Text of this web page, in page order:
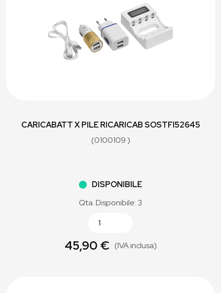
CARICABATT X PILE RICARICAB SOSTFI52645
(0100109 )
DISPONIBILE
Qta. Disponibile: 3
45,90 € (IVA inclusa)